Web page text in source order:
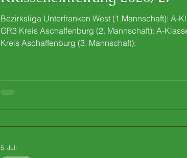
Bezirksliga Unterfranken West (1.Mannschaft): A-
GR3 Kreis Aschaffenburg (2. Mannschaft): A-
Kreis Aschaffenburg (3. Mannschaft):
5. Juli